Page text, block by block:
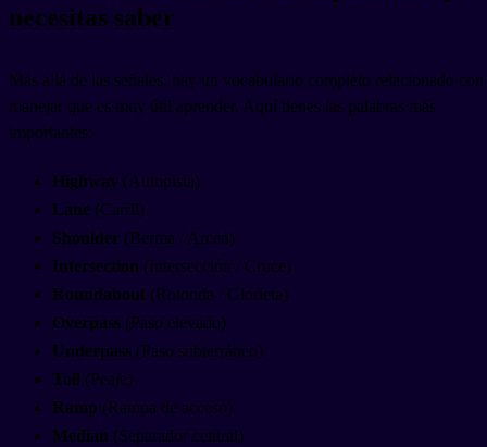
necesitas saber
Más allá de las señales, hay un vocabulario completo relacionado con
manejar que es muy útil aprender. Aquí tienes las palabras más
importantes:
Highway (Autopista)
Lane (Carril)
Shoulder (Berma / Arcén)
Intersection (Intersección / Cruce)
Roundabout (Rotonda / Glorieta)
Overpass (Paso elevado)
Underpass (Paso subterráneo)
Toll
(Peaje)
Ramp (Rampa de acceso)
Median (Separador central)